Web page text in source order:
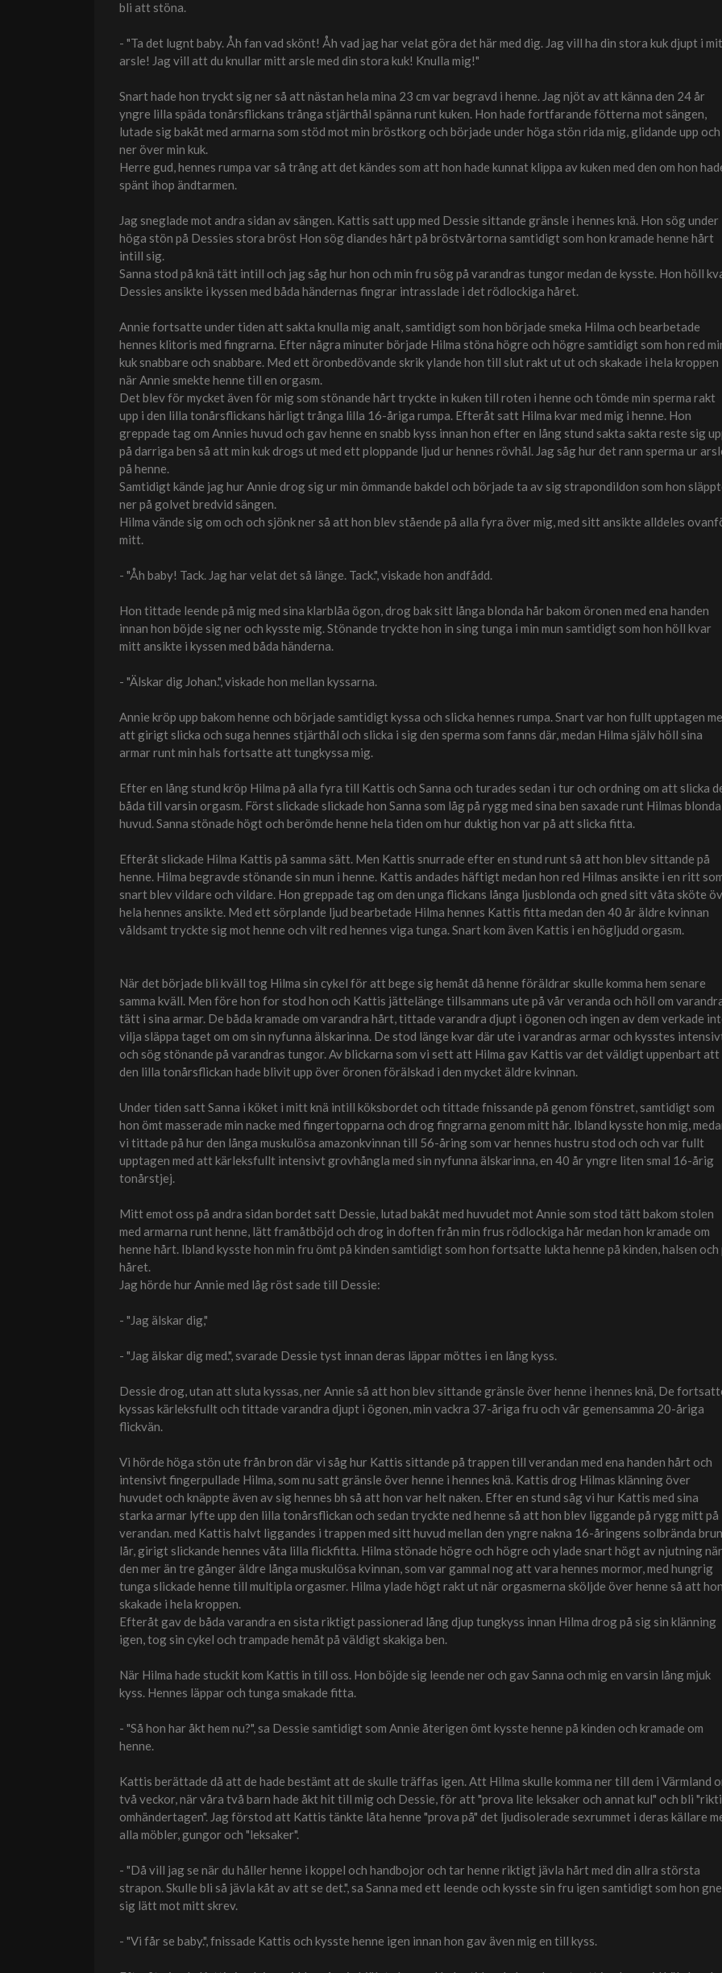
bli att stöna.
- "Ta det lugnt baby. Åh fan vad skönt! Åh vad jag har velat göra det här med dig. Jag vill ha din stora kuk djupt i
arsle! Jag vill att du knullar mitt arsle med din stora kuk! Knulla mig!"
Snart hade hon tryckt sig ner så att nästan hela mina 23 cm var begravd i henne. Jag njöt av att känna den 24 år
yngre lilla späda tonårsflickans trånga stjärthål spänna runt kuken. Hon hade fortfarande fötterna mot sängen,
lutade sig bakåt med armarna som stöd mot min bröstkorg och började under höga stön rida mig, glidande upp och
ner över min kuk.
Herre gud, hennes rumpa var så trång att det kändes som att hon hade kunnat klippa av kuken med den om hon
spänt ihop ändtarmen.
Jag sneglade mot andra sidan av sängen. Kattis satt upp med Dessie sittande gränsle i hennes knä. Hon sög under
höga stön på Dessies stora bröst Hon sög diandes hårt på bröstvårtorna samtidigt som hon kramade henne hårt
intill sig.
Sanna stod på knä tätt intill och jag såg hur hon och min fru sög på varandras tungor medan de kysste. Hon höll
Dessies ansikte i kyssen med båda händernas fingrar intrasslade i det rödlockiga håret.
Annie fortsatte under tiden att sakta knulla mig analt, samtidigt som hon började smeka Hilma och bearbetade
hennes klitoris med fingrarna. Efter några minuter började Hilma stöna högre och högre samtidigt som hon red
kuk snabbare och snabbare. Med ett öronbedövande skrik ylande hon till slut rakt ut ut och skakade i hela kroppen
när Annie smekte henne till en orgasm.
Det blev för mycket även för mig som stönande hårt tryckte in kuken till roten i henne och tömde min sperma rakt
upp i den lilla tonårsflickans härligt trånga lilla 16-åriga rumpa. Efteråt satt Hilma kvar med mig i henne. Hon
greppade tag om Annies huvud och gav henne en snabb kyss innan hon efter en lång stund sakta sakta reste sig
på darriga ben så att min kuk drogs ut med ett ploppande ljud ur hennes rövhål. Jag såg hur det rann sperma ur
på henne.
Samtidigt kände jag hur Annie drog sig ur min ömmande bakdel och började ta av sig strapondildon som hon
ner på golvet bredvid sängen.
Hilma vände sig om och och sjönk ner så att hon blev stående på alla fyra över mig, med sitt ansikte alldeles
mitt.
- "Åh baby! Tack. Jag har velat det så länge. Tack.", viskade hon andfådd.
Hon tittade leende på mig med sina klarblåa ögon, drog bak sitt långa blonda hår bakom öronen med ena handen
innan hon böjde sig ner och kysste mig. Stönande tryckte hon in sing tunga i min mun samtidigt som hon höll kvar
mitt ansikte i kyssen med båda händerna.
- "Älskar dig Johan.", viskade hon mellan kyssarna.
Annie kröp upp bakom henne och började samtidigt kyssa och slicka hennes rumpa. Snart var hon fullt upptagen
att girigt slicka och suga hennes stjärthål och slicka i sig den sperma som fanns där, medan Hilma själv höll sina
armar runt min hals fortsatte att tungkyssa mig.
Efter en lång stund kröp Hilma på alla fyra till Kattis och Sanna och turades sedan i tur och ordning om att slicka
båda till varsin orgasm. Först slickade slickade hon Sanna som låg på rygg med sina ben saxade runt Hilmas blonda
huvud. Sanna stönade högt och berömde henne hela tiden om hur duktig hon var på att slicka fitta.
Efteråt slickade Hilma Kattis på samma sätt. Men Kattis snurrade efter en stund runt så att hon blev sittande på
henne. Hilma begravde stönande sin mun i henne. Kattis andades häftigt medan hon red Hilmas ansikte i en ritt
snart blev vildare och vildare. Hon greppade tag om den unga flickans långa ljusblonda och gned sitt våta sköte
hela hennes ansikte. Med ett sörplande ljud bearbetade Hilma hennes Kattis fitta medan den 40 år äldre kvinnan
våldsamt tryckte sig mot henne och vilt red hennes viga tunga. Snart kom även Kattis i en högljudd orgasm.
När det började bli kväll tog Hilma sin cykel för att bege sig hemåt då henne föräldrar skulle komma hem senare
samma kväll. Men före hon for stod hon och Kattis jättelänge tillsammans ute på vår veranda och höll om
tätt i sina armar. De båda kramade om varandra hårt, tittade varandra djupt i ögonen och ingen av dem verkade
vilja släppa taget om om sin nyfunna älskarinna. De stod länge kvar där ute i varandras armar och kysstes
och sög stönande på varandras tungor. Av blickarna som vi sett att Hilma gav Kattis var det väldigt uppenbart att
den lilla tonårsflickan hade blivit upp över öronen förälskad i den mycket äldre kvinnan.
Under tiden satt Sanna i köket i mitt knä intill köksbordet och tittade fnissande på genom fönstret, samtidigt som
hon ömt masserade min nacke med fingertopparna och drog fingrarna genom mitt hår. Ibland kysste hon mig,
vi tittade på hur den långa muskulösa amazonkvinnan till 56-åring som var hennes hustru stod och och var fullt
upptagen med att kärleksfullt intensivt grovhångla med sin nyfunna älskarinna, en 40 år yngre liten smal 16-årig
tonårstjej.
Mitt emot oss på andra sidan bordet satt Dessie, lutad bakåt med huvudet mot Annie som stod tätt bakom stolen
med armarna runt henne, lätt framåtböjd och drog in doften från min frus rödlockiga hår medan hon kramade om
henne hårt. Ibland kysste hon min fru ömt på kinden samtidigt som hon fortsatte lukta henne på kinden, halsen och
håret.
Jag hörde hur Annie med låg röst sade till Dessie:
- "Jag älskar dig,"
- "Jag älskar dig med.", svarade Dessie tyst innan deras läppar möttes i en lång kyss.
Dessie drog, utan att sluta kyssas, ner Annie så att hon blev sittande gränsle över henne i hennes knä, De
kyssas kärleksfullt och tittade varandra djupt i ögonen, min vackra 37-åriga fru och vår gemensamma 20-åriga
flickvän.
Vi hörde höga stön ute från bron där vi såg hur Kattis sittande på trappen till verandan med ena handen hårt och
intensivt fingerpullade Hilma, som nu satt gränsle över henne i hennes knä. Kattis drog Hilmas klänning över
huvudet och knäppte även av sig hennes bh så att hon var helt naken. Efter en stund såg vi hur Kattis med sina
starka armar lyfte upp den lilla tonårsflickan och sedan tryckte ned henne så att hon blev liggande på rygg mitt på
verandan. med Kattis halvt liggandes i trappen med sitt huvud mellan den yngre nakna 16-åringens solbrända
lår, girigt slickande hennes våta lilla flickfitta. Hilma stönade högre och högre och ylade snart högt av njutning när
den mer än tre gånger äldre långa muskulösa kvinnan, som var gammal nog att vara hennes mormor, med hungrig
tunga slickade henne till multipla orgasmer. Hilma ylade högt rakt ut när orgasmerna sköljde över henne så att hon
skakade i hela kroppen.
Efteråt gav de båda varandra en sista riktigt passionerad lång djup tungkyss innan Hilma drog på sig sin klänning
igen, tog sin cykel och trampade hemåt på väldigt skakiga ben.
När Hilma hade stuckit kom Kattis in till oss. Hon böjde sig leende ner och gav Sanna och mig en varsin lång mjuk
kyss. Hennes läppar och tunga smakade fitta.
- "Så hon har åkt hem nu?", sa Dessie samtidigt som Annie återigen ömt kysste henne på kinden och kramade om
henne.
Kattis berättade då att de hade bestämt att de skulle träffas igen. Att Hilma skulle komma ner till dem i Värmland
två veckor, när våra två barn hade åkt hit till mig och Dessie, för att "prova lite leksaker och annat kul" och bli
omhändertagen". Jag förstod att Kattis tänkte låta henne "prova på" det ljudisolerade sexrummet i deras källare
alla möbler, gungor och "leksaker".
- "Då vill jag se när du håller henne i koppel och handbojor och tar henne riktigt jävla hårt med din allra största
strapon. Skulle bli så jävla kåt av att se det.", sa Sanna med ett leende och kysste sin fru igen samtidigt som hon
sig lätt mot mitt skrev.
- "Vi får se baby.", fnissade Kattis och kysste henne igen innan hon gav även mig en till kyss.